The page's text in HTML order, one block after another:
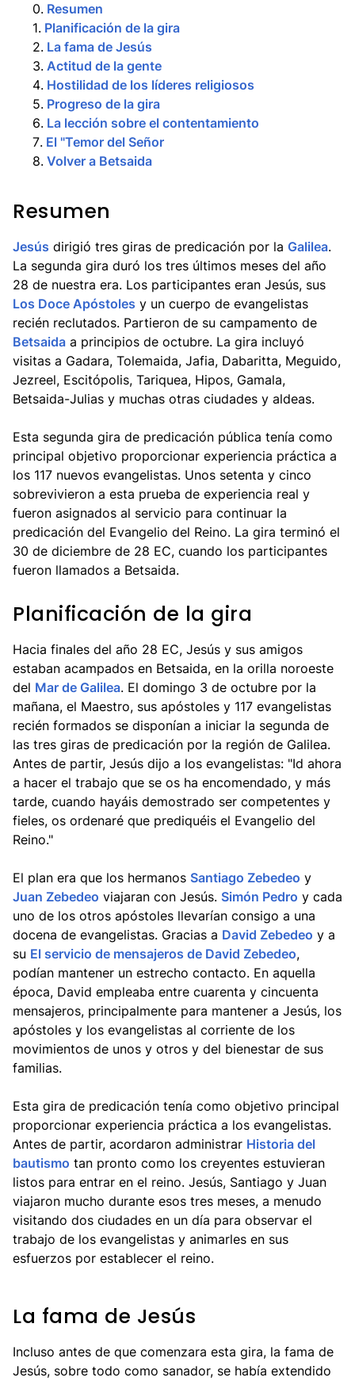
0. Resumen
1. Planificación de la gira
2. La fama de Jesús
3. Actitud de la gente
4. Hostilidad de los líderes religiosos
5. Progreso de la gira
6. La lección sobre el contentamiento
7. El "Temor del Señor
8. Volver a Betsaida
Resumen
Jesús dirigió tres giras de predicación por la Galilea.
La segunda gira duró los tres últimos meses del año
28 de nuestra era. Los participantes eran Jesús, sus
Los Doce Apóstoles y un cuerpo de evangelistas
recién reclutados. Partieron de su campamento de
Betsaida a principios de octubre. La gira incluyó
visitas a Gadara, Tolemaida, Jafia, Dabaritta, Meguido,
Jezreel, Escitópolis, Tariquea, Hipos, Gamala,
Betsaida-Julias y muchas otras ciudades y aldeas.
Esta segunda gira de predicación pública tenía como
principal objetivo proporcionar experiencia práctica a
los 117 nuevos evangelistas. Unos setenta y cinco
sobrevivieron a esta prueba de experiencia real y
fueron asignados al servicio para continuar la
predicación del Evangelio del Reino. La gira terminó el
30 de diciembre de 28 EC, cuando los participantes
fueron llamados a Betsaida.
Planificación de la gira
Hacia finales del año 28 EC, Jesús y sus amigos
estaban acampados en Betsaida, en la orilla noroeste
del Mar de Galilea. El domingo 3 de octubre por la
mañana, el Maestro, sus apóstoles y 117 evangelistas
recién formados se disponían a iniciar la segunda de
las tres giras de predicación por la región de Galilea.
Antes de partir, Jesús dijo a los evangelistas: "Id ahora
a hacer el trabajo que se os ha encomendado, y más
tarde, cuando hayáis demostrado ser competentes y
fieles, os ordenaré que prediquéis el Evangelio del
Reino."
El plan era que los hermanos Santiago Zebedeo y
Juan Zebedeo viajaran con Jesús. Simón Pedro y cada
uno de los otros apóstoles llevarían consigo a una
docena de evangelistas. Gracias a David Zebedeo y a
su El servicio de mensajeros de David Zebedeo,
podían mantener un estrecho contacto. En aquella
época, David empleaba entre cuarenta y cincuenta
mensajeros, principalmente para mantener a Jesús, los
apóstoles y los evangelistas al corriente de los
movimientos de unos y otros y del bienestar de sus
familias.
Esta gira de predicación tenía como objetivo principal
proporcionar experiencia práctica a los evangelistas.
Antes de partir, acordaron administrar Historia del
bautismo tan pronto como los creyentes estuvieran
listos para entrar en el reino. Jesús, Santiago y Juan
viajaron mucho durante esos tres meses, a menudo
visitando dos ciudades en un día para observar el
trabajo de los evangelistas y animarles en sus
esfuerzos por establecer el reino.
La fama de Jesús
Incluso antes de que comenzara esta gira, la fama de
Jesús, sobre todo como sanador, se había extendido